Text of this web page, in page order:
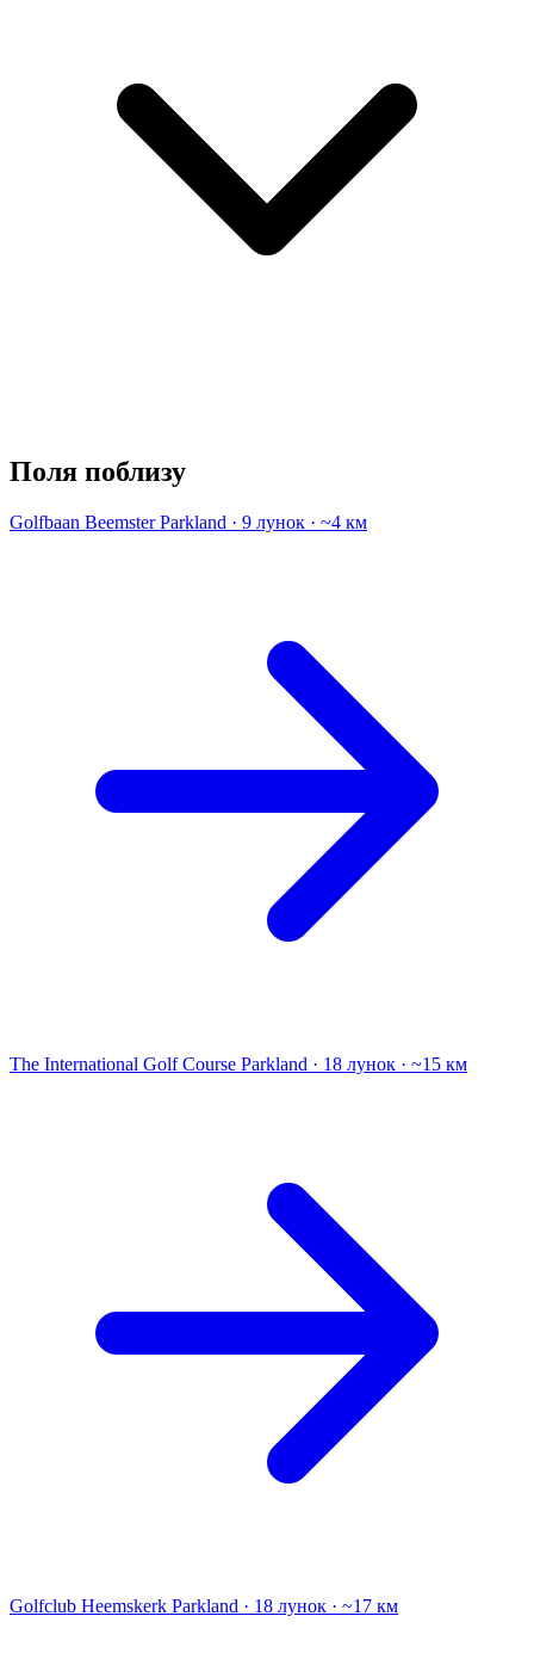
Поля поблизу
Golfbaan Beemster Parkland · 9 лунок · ~4 км
The International Golf Course Parkland · 18 лунок · ~15 км
Golfclub Heemskerk Parkland · 18 лунок · ~17 км